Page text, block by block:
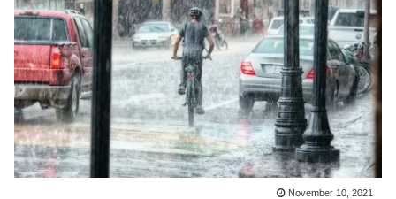
November 10, 2021